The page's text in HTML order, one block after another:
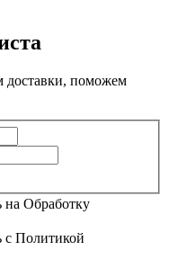
доставки, поможем
на Обработку
с Политикой